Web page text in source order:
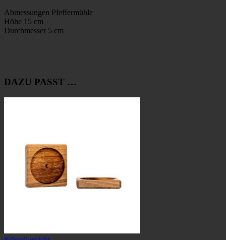
Abmessungen Pfeffermühle
Höhe 15 cm
Durchmesser 5 cm
DAZU PASST …